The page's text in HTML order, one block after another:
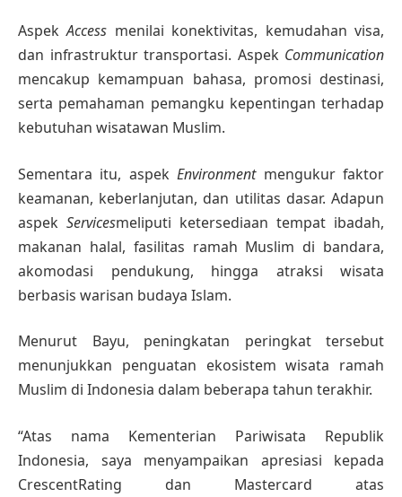
AspekAccess menilai konektivitas, kemudahan visa,
dan infrastruktur transportasi. Aspek Communication
mencakup kemampuan bahasa, promosi destinasi,
serta pemahaman pemangku kepentingan terhadap
kebutuhan wisatawan Muslim.
Sementara itu, aspekEnvironmentmengukur faktor
keamanan, keberlanjutan, dan utilitas dasar. Adapun
aspek Servicesmeliputi ketersediaan tempat ibadah,
makanan halal, fasilitas ramah Muslim di bandara,
akomodasi pendukung, hingga atraksi wisata
berbasis warisan budaya Islam.
Menurut Bayu, peningkatan peringkat tersebut
menunjukkan penguatan ekosistem wisata ramah
Muslim di Indonesia dalam beberapa tahun terakhir.
“Atas nama Kementerian Pariwisata Republik
Indonesia, saya menyampaikan apresiasi kepada
CrescentRating dan Mastercard atas